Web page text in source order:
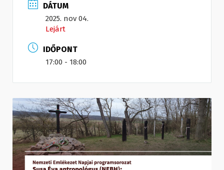
DÁTUM
2025. nov 04.
Lejárt
IDŐPONT
17:00 - 18:00